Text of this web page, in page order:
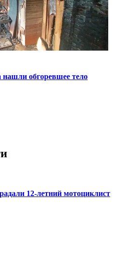
нашли обгоревшее тело
12-летний мотоциклист